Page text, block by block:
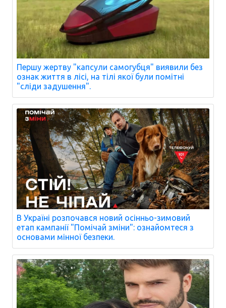
Першу жертву "капсули самогубця" виявили без
ознак життя в лісі, на тілі якої були помітні
"сліди задушення".
В Україні розпочався новий осінньо-зимовий
етап кампанії "Помічай зміни": ознайомтеся з
основами мінної безпеки.